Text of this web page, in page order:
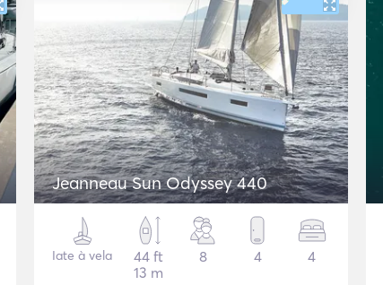
Jeanneau Sun Odyssey 440
Iate à vela
44 ft
13 m
8 4 4